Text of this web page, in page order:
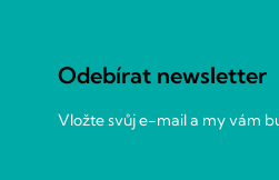
Odebírat newsletter
Vložte svůj e-mail a my vám